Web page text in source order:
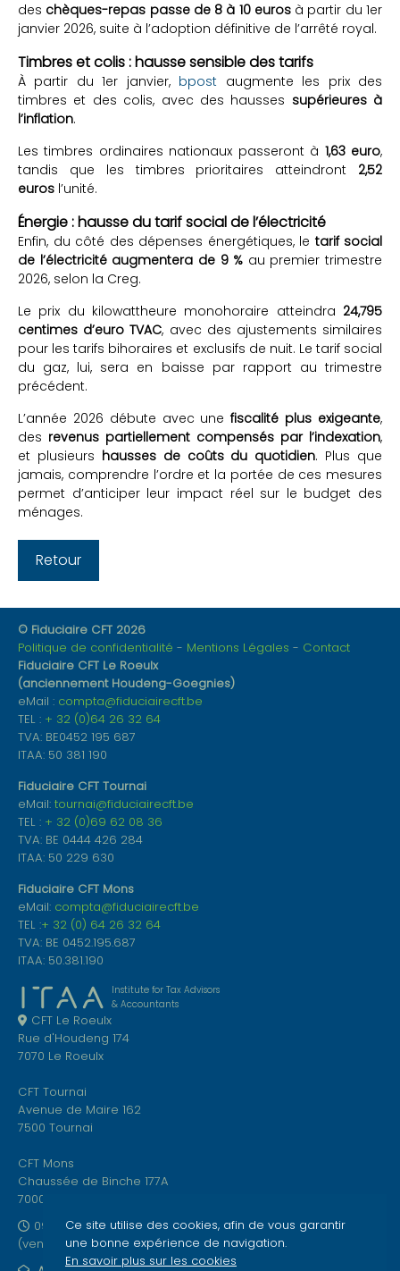
des chèques-repas passe de 8 à 10 eurosà partir du 1er
janvier 2026, suite à l’adoption définitive de l’arrêté royal.
Timbres et colis : hausse sensible des tarifs
À partir du 1er janvier, bpost augmente les prix des
timbres et des colis, avec des hausses supérieures à
l’inflation.
Les timbres ordinaires nationaux passeront à 1,63 euro,
tandis que les timbres prioritaires atteindront 2,52
euros l’unité.
Énergie : hausse du tarif social de l’électricité
Enfin, du côté des dépenses énergétiques, le tarif social
de l’électricité augmentera de 9 % au premier trimestre
2026, selon la Creg.
Le prix du kilowattheure monohoraire atteindra 24,795
centimes d’euro TVAC, avec des ajustements similaires
pour les tarifs bihoraires et exclusifs de nuit. Le tarif social
du gaz, lui, sera en baisse par rapport au trimestre
précédent.
L’année 2026 débute avec unefiscalité plus exigeante,
des revenus partiellement compensés par l’indexation,
et plusieurs hausses de coûts du quotidien. Plus que
jamais, comprendre l’ordre et la portée de ces mesures
permet d’anticiper leur impact réel sur le budget des
ménages.
Retour
© Fiduciaire CFT 2026
Politique de confidentialité
Mentions Légales
Contact
Fiduciaire CFT Le Roeulx
(anciennement Houdeng-Goegnies)
eMail : compta@fiduciairecft.be
TEL : + 32 (0)64 26 32 64
TVA: BE0452 195 687
ITAA: 50 381 190
Fiduciaire CFT Tournai
eMail: tournai@fiduciairecft.be
TEL : + 32 (0)69 62 08 36
TVA: BE 0444 426 284
ITAA: 50 229 630
Fiduciaire CFT Mons
eMail: compta@fiduciairecft.be
TEL :+ 32 (0) 64 26 32 64
TVA: BE 0452.195.687
ITAA: 50.381.190
Institute for Tax Advisors
& Accountants
CFT Le Roeulx
Rue d'Houdeng 174
7070 Le Roeulx
CFT Tournai
Avenue de Maire 162
7500 Tournai
CFT Mons
Chaussée de Binche 177A
7000 Mons
09h00-12h00 et 13h00-17h00
(vendredi jusque 15h00)
Ce site utilise des cookies, afin de vous garantir
une bonne expérience de navigation.
En savoir plus sur les cookies